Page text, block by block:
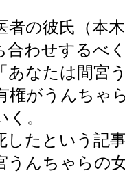
の彼氏（本
合わせするべ
あなたは間宮
権がうんちゃ
。
したという記
うんちゃらの